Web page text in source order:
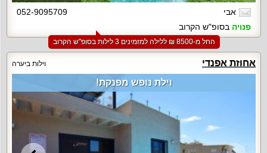
אבי
052-9095709
פנויה בסופ"ש הקרוב
החל מ-‏8500 ₪ ללילה למזמינים 3 לילות בסופ"ש הקרוב
אחוזת אפנדי וילות ביערה
וילת נופש מפנקת!